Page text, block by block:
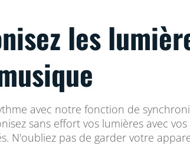
les
avec notre fonction de
sans effort vos lumières avec vos
N'oubliez pas de garder votre